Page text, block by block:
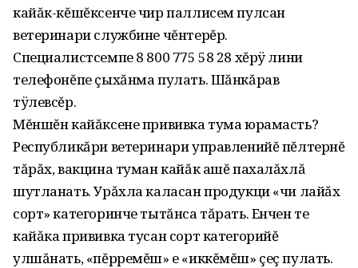
кайăк-кĕшĕксенче чир паллисем пулсан
ветеринари службине чĕнтерĕр.
Специалистсемпе 8 800 775 58 28 хĕрÿ лини
телефонĕпе çыхăнма пулать. Шăнкăрав
тÿлевсĕр.
Мĕншĕн кайăксене прививка тума юрамасть?
Республикăри ветеринари управленийĕ пĕлтернĕ
тăрăх‚ вакцина туман кайăк ашĕ пахалăхлă
шутланать. Урăхла каласан продукци «чи лайăх
сорт» категоринче тытăнса тăрать. Енчен те
кайăка прививка тусан сорт категорийĕ
улшăнать‚ «пĕрремĕш» е «иккĕмĕш» çеç пулать.